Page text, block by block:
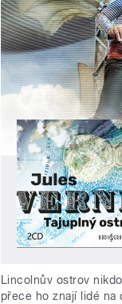
Lincolnův ostrov
přece ho znají lidé na